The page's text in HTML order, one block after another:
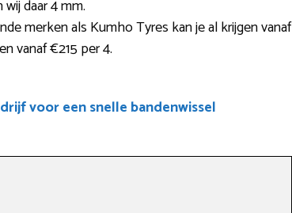
daar 4 mm.
merken als Kumho Tyres kan je al krijgen vanaf
vanaf €215 per 4.
voor een snelle bandenwissel